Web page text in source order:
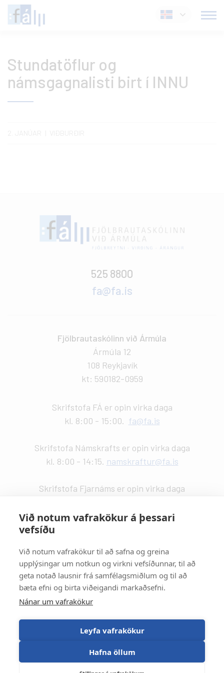
Við notum vafrakökur á þessari
vefsíðu
Við notum vafrakökur til að safna og greina
upplýsingar um notkun og virkni vefsíðunnar, til að
geta notað lausnir frá samfélagsmiðlum og til að
bæta efni og birta viðeigandi markaðsefni.
Nánar um vafrakökur
Leyfa vafrakökur
Hafna öllum
Fara
í
Íslenska
Stundatöflur og
námsgagnalisti birt í INNU
525 8800
fa@fa.is
Fjölbrautaskólinn við Ármúla
Ármúla 12
108 Reykjavík
kt: 590182-0959
Skrifstofa FÁ er opin virka daga
kl. 8:00 - 15:00. fa@fa.is
Skrifstofa Námskrafts er opin virka daga
kl. 8:00 - 14:15. namskraftur@fa.is
Skrifstofa Fjarnáms er opin virka daga
Strætisvagnar:
Númer 11 stansar við Háaleitisbraut.
Númer 2, 5, 15 og 17 stansa við Suðurlandsbraut.